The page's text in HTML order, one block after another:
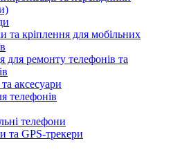
та кріплення для мобільних
для ремонту телефонів та
аксесуари
телефонів
телефони
та GPS-трекери